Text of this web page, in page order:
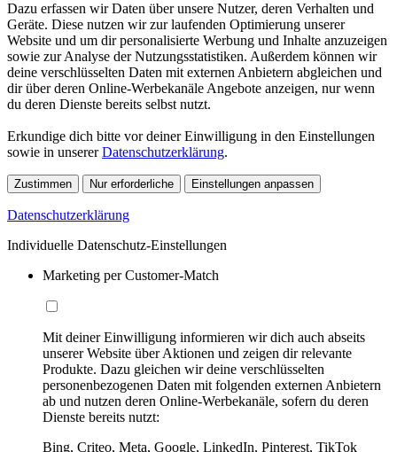
Dazu erfassen wir Daten über unsere Nutzer, deren Verhalten und
Geräte. Diese nutzen wir zur laufenden Optimierung unserer
Website und um dir personalisierte Werbung und Inhalte anzuzeigen
sowie zur Analyse der Nutzungsstatistiken. Außerdem können wir
deine verschlüsselten Daten mit externen Anbietern abgleichen und
dir über deren Online-Werbekanäle Angebote anzeigen, nur wenn
du deren Dienste bereits selbst nutzt.
Erkundige dich bitte vor deiner Einwilligung in den Einstellungen
sowie in unsererDatenschutzerklärung.
Zustimmen Nur erforderliche Einstellungen anpassen
Datenschutzerklärung
Individuelle Datenschutz-Einstellungen
Marketing per Customer-Match
Mit deiner Einwilligung informieren wir dich auch abseits
unserer Website über Aktionen und zeigen dir relevante
Produkte. Dazu gleichen wir deine verschlüsselten
personenbezogenen Daten mit folgenden externen Anbietern
ab und nutzen deren Online-Werbekanäle, sofern du deren
Dienste bereits nutzt:
Bing, Criteo, Meta, Google, LinkedIn, Pinterest, TikTok